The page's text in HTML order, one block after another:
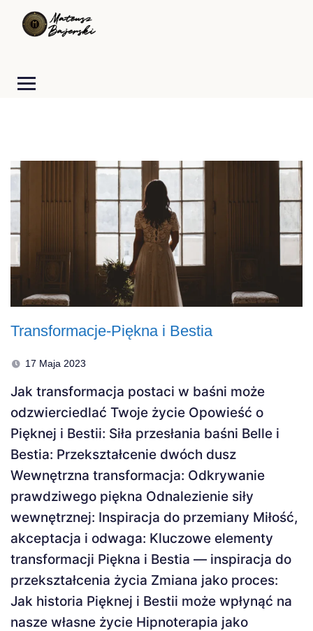
Transformacje-Piękna i Bestia
17 Maja 2023
Jak transformacja postaci w baśni może
odzwierciedlać Twoje życie Opowieść o
Pięknej i Bestii: Siła przesłania baśni Belle i
Bestia: Przekształcenie dwóch dusz
Wewnętrzna transformacja: Odkrywanie
prawdziwego piękna Odnalezienie siły
wewnętrznej: Inspiracja do przemiany Miłość,
akceptacja i odwaga: Kluczowe elementy
transformacji Piękna i Bestia — inspiracja do
przekształcenia życia Zmiana jako proces:
Jak historia Pięknej i Bestii może wpłynąć na
nasze własne życie Hipnoterapia jako